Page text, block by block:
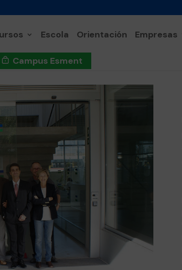
Escola Orientación Empresas
Campus Esment